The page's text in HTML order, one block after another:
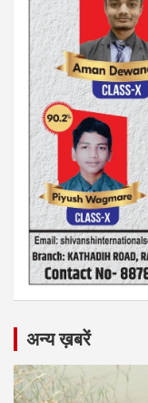
अन्य ख़बरें